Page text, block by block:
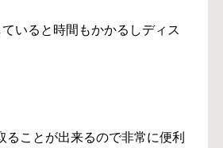
いると時間もかかるしディス
ことが出来るので非常に便利